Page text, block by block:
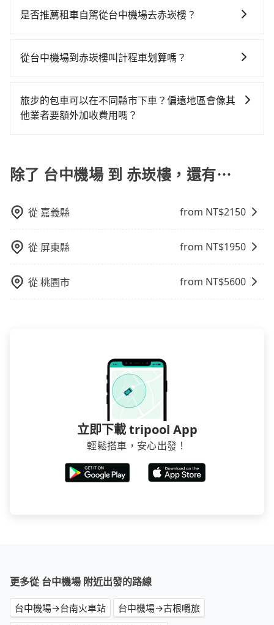
從最早06:25一直到23:07，台中-台南一天最多有74班次
31分鐘。抵達高鐵站後，步行進站、現場購票並於月台
5分鐘出站、等待車站前排班的計程車，搭上小黃後約花
33分鐘、車費300元後，抵達赤崁樓 (台南市中西區) 的
喊價或恣意繞路。但如果全程使用tripool並到府專車接
搭乘高鐵而不預約包車，不僅每人至少額外負擔100元車
資，而且更會額外浪費23分鐘在轉乘與等車上，現在還
tripool的拼車共乘服務，最多可再節省50%的交通費
是否推薦租車自駕從台中機場去赤崁樓？
時不需要閉目養神（因為要自己開車），最重要的是你
$115~205承租小轎車，每公里再額外加收$3.2，從台中
機場到赤崁樓的花費預估為$2,100~2,700（金額差異來
者，和運的iRent只提供最基本的車型，如Toyota
數超過四位，更是沒有較大的七人座或九人座可供選
擇，而且無人租車最令人詬病的就是車況，打開車門才
修理，每一次租車都好像在開樂透一樣。另外，偶爾也
還，又或者要還車時卻偏偏找不到停車位，對於急著用
車或者要載其他乘客的人來說就有不小的風險。最後，
從台中機場到赤崁樓叫計程車划算嗎？
灣大車隊、Uber、Line Taxi、Yoxi等。依照里程跳錶計
算，價格約為4,125~5,000元間，但如改預約tripool可
有些計程車司機不按錶計費，約有27%會採現場議價，
建議最好先上網預約，以免當場被坑受騙。綜合以上，
赤崁樓的最佳選擇。
旅步的包車可以在不同縣市下車？偏遠地區會像其
他業者要額外加收費用嗎？
用，不會像其他業者那樣收取額外費用。但如果您需要
前往的地點屬於高海拔山區等特殊地點，就可能會需要
詢到具體的費用。
除了 台中機場 到 赤崁樓，還有⋯
從 嘉義縣 from NT$2150
從 屏東縣 from NT$1950
從桃園市 from NT$5600
立即下載 tripool App
輕鬆搭車，安心出發！
更多從 台中機場 附近出發的路線
台中機場→台南火車站
台中機場→古根嚼旅